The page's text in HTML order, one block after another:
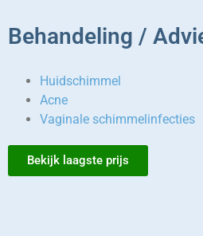
Behandeling /
Huidschimmel
Acne
Vaginale schimmelinfecties
Bekijk laagste prijs